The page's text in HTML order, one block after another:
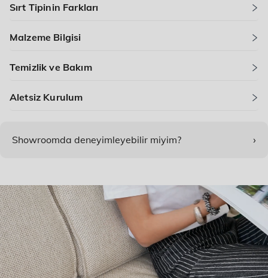
Sırt Tipinin Farkları
Malzeme Bilgisi
Temizlik ve Bakım
Aletsiz Kurulum
Showroomda deneyimleyebilir miyim? ›